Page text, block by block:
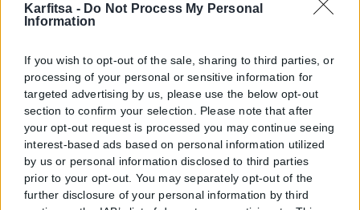
Karfitsa - Do Not Process My Personal
Information
If you wish to opt-out of the sale, sharing to third parties, or
processing of your personal or sensitive information for
targeted advertising by us, please use the below opt-out
section to confirm your selection. Please note that after
your opt-out request is processed you may continue seeing
interest-based ads based on personal information utilized
by us or personal information disclosed to third parties
prior to your opt-out. You may separately opt-out of the
further disclosure of your personal information by third